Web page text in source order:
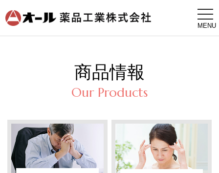
MENU
商品情報
Our Products